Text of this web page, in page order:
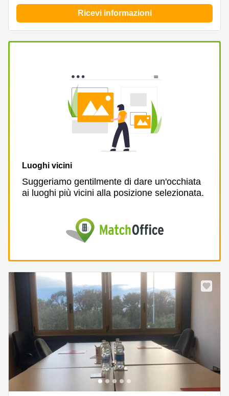
Ricevi informazioni
Luoghi vicini
Suggeriamo gentilmente di dare un'occhiata
ai luoghi più vicini alla posizione selezionata.